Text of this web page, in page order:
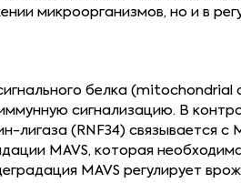
микроорганизмов, но и в
белка
сигнализацию. В
лигаза (RNF34) связывается с
MAVS, которая
MAVS регулирует